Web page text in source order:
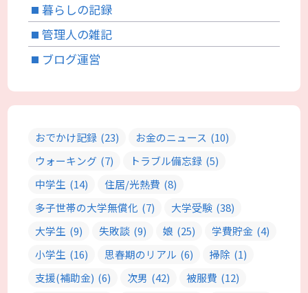
暮らしの記録
管理人の雑記
ブログ運営
おでかけ記録 (23) お金のニュース (10)
ウォーキング (7) トラブル備忘録 (5)
中学生 (14) 住居/光熱費 (8)
多子世帯の大学無償化 (7) 大学受験 (38)
大学生 (9) 失敗談 (9) 娘 (25) 学費貯金 (4)
小学生 (16) 思春期のリアル (6) 掃除 (1)
支援(補助金) (6) 次男 (42) 被服費 (12)